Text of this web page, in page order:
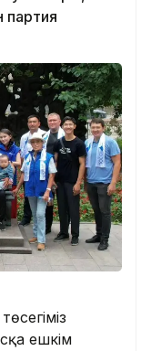
партия
ешкім